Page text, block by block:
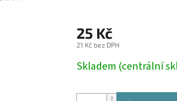
25 Kč
21 Kč bez DPH
cena:
Skladem (centrální